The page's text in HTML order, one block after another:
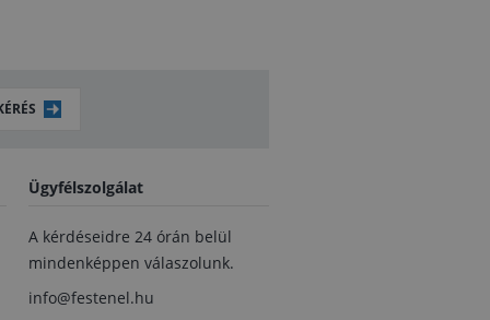
Ügyfélszolgálat
A kérdéseidre 24 órán belül
mindenképpen válaszolunk.
info@festenel.hu